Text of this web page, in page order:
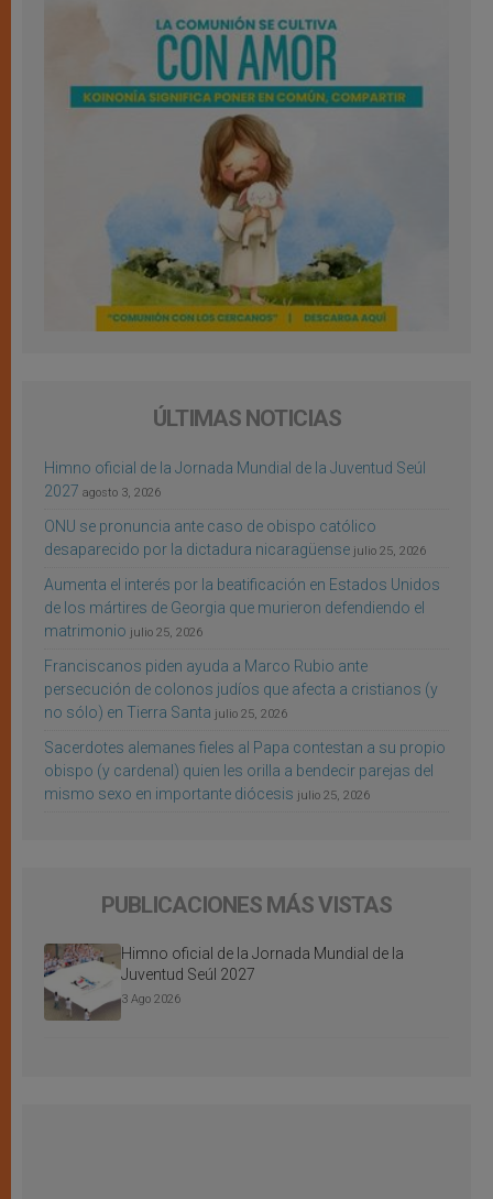
ÚLTIMAS NOTICIAS
Himno oficial de la Jornada Mundial de la Juventud Seúl
2027 agosto 3, 2026
ONU se pronuncia ante caso de obispo católico
desaparecido por la dictadura nicaragüense julio 25, 2026
Aumenta el interés por la beatificación en Estados Unidos
de los mártires de Georgia que murieron defendiendo el
matrimonio julio 25, 2026
Franciscanos piden ayuda a Marco Rubio ante
persecución de colonos judíos que afecta a cristianos (y
no sólo) en Tierra Santa julio 25, 2026
Sacerdotes alemanes fieles al Papa contestan a su propio
obispo (y cardenal) quien les orilla a bendecir parejas del
mismo sexo en importante diócesis julio 25, 2026
PUBLICACIONES MÁS VISTAS
Himno oficial de la Jornada Mundial de la
Juventud Seúl 2027
3 Ago 2026